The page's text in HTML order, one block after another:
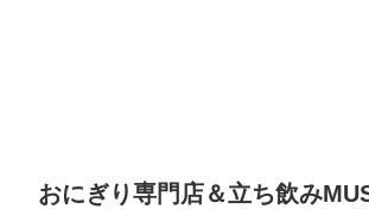
おにぎり専門店＆立ち飲み